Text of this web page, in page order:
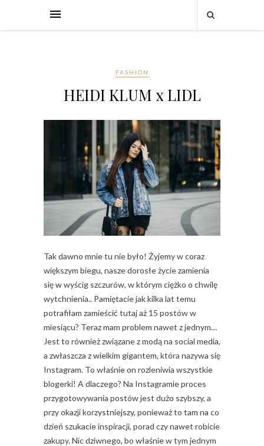
FASHION
HEIDI KLUM x LIDL
Tak dawno mnie tu nie było! Żyjemy w coraz
większym biegu, nasze dorosłe życie zamienia
się w wyścig szczurów, w którym ciężko o chwilę
wytchnienia.. Pamiętacie jak kilka lat temu
potrafiłam zamieścić tutaj aż 15 postów w
miesiącu? Teraz mam problem nawet z jednym…
Jest to również związane z modą na social media,
a zwłaszcza z wielkim gigantem, która nazywa się
Instagram. To właśnie on rozleniwia wszystkie
blogerki! A dlaczego? Na Instagramie proces
przygotowywania postów jest dużo szybszy, a
przy okazji korzystniejszy, ponieważ to tam na co
dzień szukacie inspiracji, porad czy nawet robicie
zakupy. Nic dziwnego, bo właśnie w tym jednym